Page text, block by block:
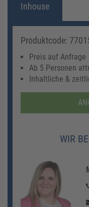
Inhouse
Produktcode:
Preis auf Anfrage
Ab 5 Personen
Inhaltliche &
WIR